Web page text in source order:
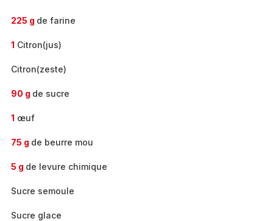
225 g de farine
1 Citron(jus)
Citron(zeste)
90 g de sucre
1 œuf
75 g de beurre mou
5 g de levure chimique
Sucre semoule
Sucre glace